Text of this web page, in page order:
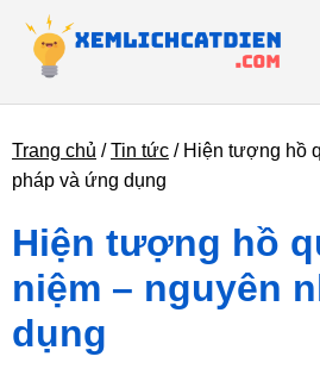
Giới thiệu
Tin tức
Trang chủ /Tin tức / Hiện tượng hồ
pháp và ứng dụng
Hiện tượng hồ
niệm – nguyên
dụng